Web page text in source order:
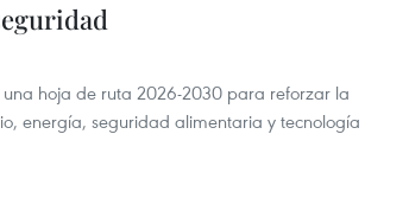
hoja de ruta 2026-2030 para reforzar la
energía, seguridad alimentaria y tecnología